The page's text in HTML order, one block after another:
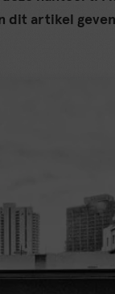
dit artikel